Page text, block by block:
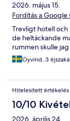
2026. május 15.
Fordítás a
Trevligt hotell
de heltäckande
rummen skulle
Öyvind, 3
Hitelesített értékelés
10/10
2026. április 24.